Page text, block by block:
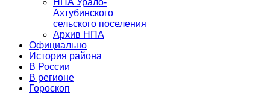
НПА Урало-
Ахтубинского
сельского поселения
Архив НПА
Официально
История района
В России
В регионе
Гороскоп